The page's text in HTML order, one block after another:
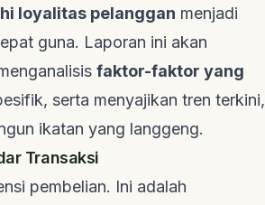
loyalitas pelanggan menjadi
guna. Laporan ini akan
faktor-faktor yang
serta menyajikan tren terkini,
ikatan yang langgeng.
Transaksi
pembelian. Ini adalah